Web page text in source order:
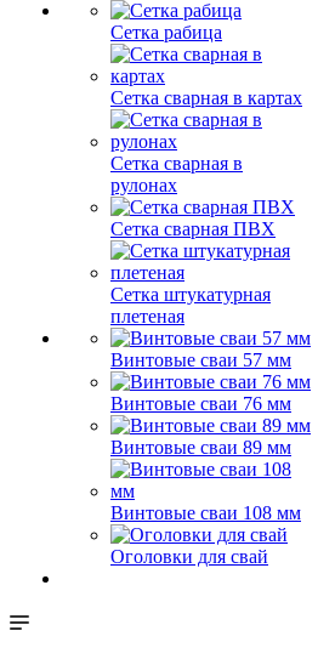
Сетка рабица
Сетка сварная в картах
Сетка сварная в
рулонах
Сетка сварная ПВХ
Сетка штукатурная
плетеная
Винтовые сваи 57 мм
Винтовые сваи 76 мм
Винтовые сваи 89 мм
Винтовые сваи 108 мм
Оголовки для свай